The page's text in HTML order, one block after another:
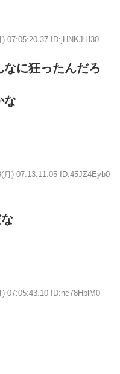
) 07:05:20.37 ID:jHNKJlH30
に狂ったんだろ
な
月) 07:13:11.05 ID:45JZ4Eyb0
) 07:05:43.10 ID:nc78HblM0